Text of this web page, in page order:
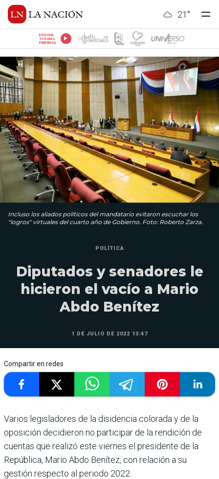
21 °
ESCUCHÁ
TU RADIO
PREFERIDA
Incluso los aliados políticos del mandatario evitaron escuchar los
"logros" virtuales del cuarto año de Gobierno. Foto: Roberto Zarza.
POLÍTICA
Diputados y senadores le
hicieron el vacío a Mario
Abdo Benítez
1 DE JULIO DE 2022 13:47
Compartir en redes
Varios legisladores de la disidencia colorada y de la
oposición decidieron no participar de la rendición de
cuentas que realizó este viernes el presidente de la
República, Mario Abdo Benítez, con relación a su
gestión respecto al periodo 2022.